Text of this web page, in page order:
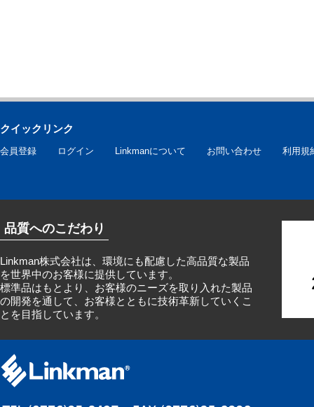
クイックリンク
会員登録 ログイン Linkmanについて お問い合わせ 利用規
品質へのこだわり
Linkman株式会社は、環境にも配慮した高品質な製品
を世界中のお客様に提供しています。
標準品はもとより、お客様のニーズを取り入れた製品
の開発を通して、お客様とともに技術革新していくこ
とを目指しています。